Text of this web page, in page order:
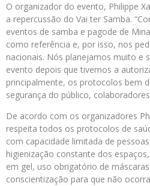
O organizador do evento, Philippe
a repercussão do Vai ter Samba.
eventos de samba e pagode de
como referência e, por isso, nos
nacionais. Nós planejamos muito e
evento depois que tivemos a
principalmente, os protocolos bem
segurança do público,
De acordo com os organizadores
respeita todos os protocolos de
com capacidade limitada de
higienização constante dos
em gel, uso obrigatório de
conscientização para que não